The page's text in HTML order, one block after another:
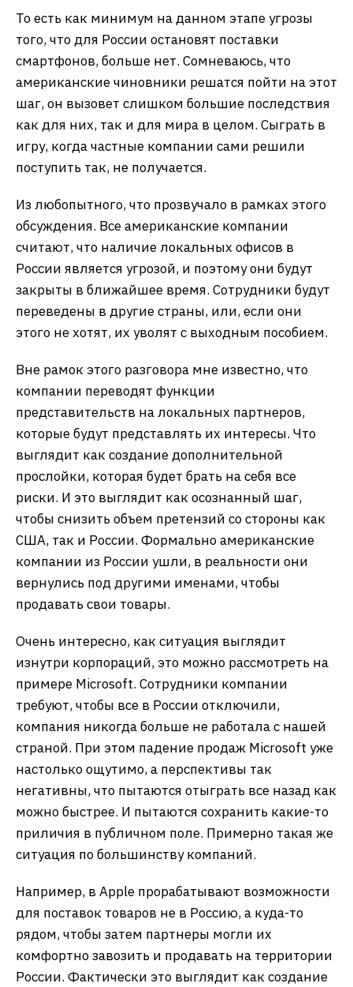
То есть как минимум на данном этапе угрозы
того, что для России остановят поставки
смартфонов, больше нет. Сомневаюсь, что
американские чиновники решатся пойти на этот
шаг, он вызовет слишком большие последствия
как для них, так и для мира в целом. Сыграть в
игру, когда частные компании сами решили
поступить так, не получается.
Из любопытного, что прозвучало в рамках этого
обсуждения. Все американские компании
считают, что наличие локальных офисов в
России является угрозой, и поэтому они будут
закрыты в ближайшее время. Сотрудники будут
переведены в другие страны, или, если они
этого не хотят, их уволят с выходным пособием.
Вне рамок этого разговора мне известно, что
компании переводят функции
представительств на локальных партнеров,
которые будут представлять их интересы. Что
выглядит как создание дополнительной
прослойки, которая будет брать на себя все
риски. И это выглядит как осознанный шаг,
чтобы снизить объем претензий со стороны как
США, так и России. Формально американские
компании из России ушли, в реальности они
вернулись под другими именами, чтобы
продавать свои товары.
Очень интересно, как ситуация выглядит
изнутри корпораций, это можно рассмотреть на
примере Microsoft. Сотрудники компании
требуют, чтобы все в России отключили,
компания никогда больше не работала с нашей
страной. При этом падение продаж Microsoft уже
настолько ощутимо, а перспективы так
негативны, что пытаются отыграть все назад как
можно быстрее. И пытаются сохранить какие-то
приличия в публичном поле. Примерно такая же
ситуация по большинству компаний.
Например, в Apple прорабатывают возможности
для поставок товаров не в Россию, а куда-то
рядом, чтобы затем партнеры могли их
комфортно завозить и продавать на территории
России. Фактически это выглядит как создание